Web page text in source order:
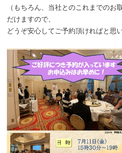
（もちろん、当社とのこれまでのお
だけますので、
どうぞ安心してご予約頂ければと思い